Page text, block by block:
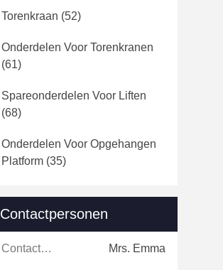
Torenkraan (52)
Onderdelen Voor Torenkranen
(61)
Spareonderdelen Voor Liften
(68)
Onderdelen Voor Opgehangen
Platform (35)
Contactpersonen
Contactpersonen: Mrs. Emma